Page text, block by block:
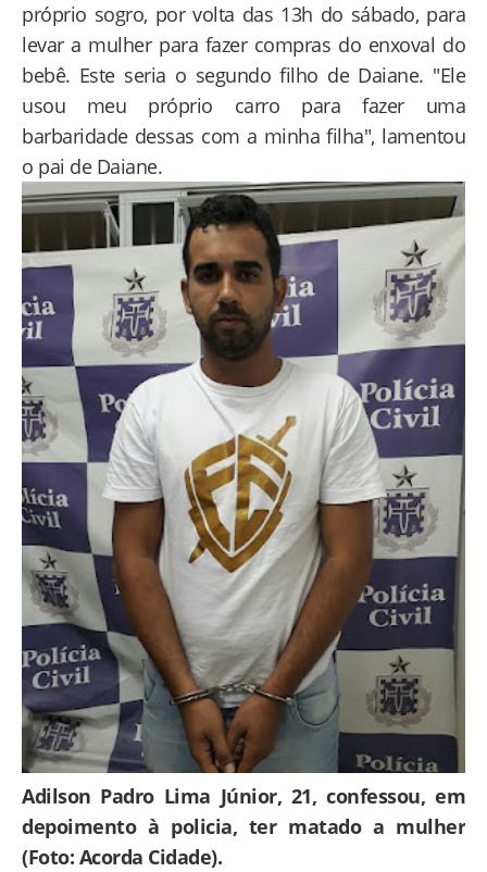
próprio sogro, por volta das 13h do sábado, para
levar a mulher para fazer compras do enxoval do
bebê. Este seria o segundo filho de Daiane. "Ele
usou meu próprio carro para fazer uma
barbaridade dessas com a minha filha", lamentou
o pai de Daiane.
Adilson Padro Lima Júnior, 21, confessou, em
depoimento à policia, ter matado a mulher
(Foto: Acorda Cidade).